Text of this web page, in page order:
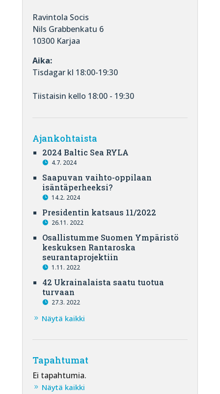
Ravintola Socis
Nils Grabbenkatu 6
10300 Karjaa
Aika:
Tisdagar kl 18:00-19:30
Tiistaisin kello 18:00 - 19:30
Ajankohtaista
2024 Baltic Sea RYLA
4.7. 2024
Saapuvan vaihto-oppilaan
isäntäperheeksi?
14.2. 2024
Presidentin katsaus 11/2022
26.11. 2022
Osallistumme Suomen Ympäristö
keskuksen Rantaroska
seurantaprojektiin
1.11. 2022
42 Ukrainalaista saatu tuotua
turvaan
27.3. 2022
Näytä kaikki
Tapahtumat
Ei tapahtumia.
Näytä kaikki